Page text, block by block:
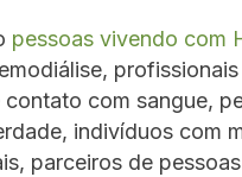
pessoas vivendo com
com sangue,
indivíduos com
parceiros de pessoas